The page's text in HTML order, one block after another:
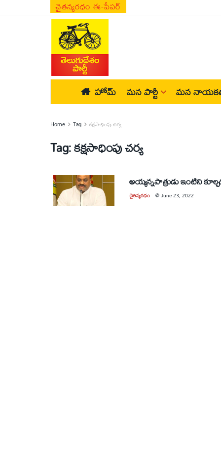
చైతన్యరధం ఈ-పేపర్
హోమ్ మన పార్టీ మన
Home Tag కక్షసాధింపు చర్య
Tag:కక్షసాధింపు చర్య
అయ్యన్నపాత్రుడు ఇంటిని
చైతన్యరధం @June 23, 2022